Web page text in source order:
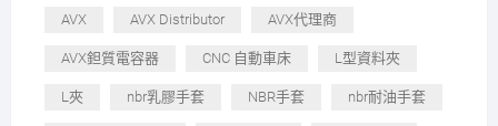
AVX AVX Distributor AVX代理商
AVX鉭質電容器 CNC 自動車床 L型資料夾
L夾 nbr乳膠手套 NBR手套 nbr耐油手套